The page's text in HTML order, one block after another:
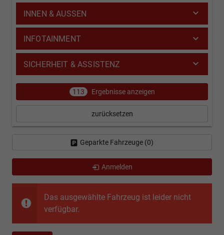
Das ausgewählte Fahrzeug ist leider nicht
verfügbar.
INNEN & AUSSEN
INFOTAINMENT
SICHERHEIT & ASSISTENZ
113 Ergebnisse anzeigen
zurücksetzen
Geparkte Fahrzeuge (0)
Anmelden